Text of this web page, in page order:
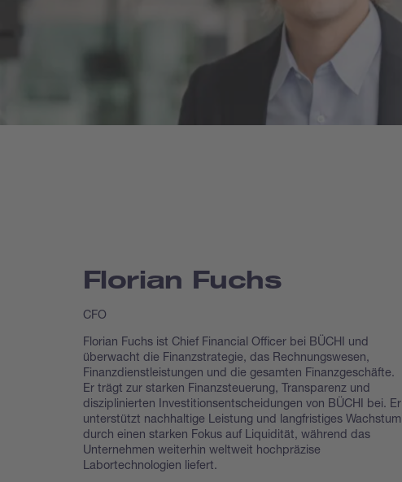
Florian Fuchs
CFO
Florian Fuchs ist Chief Financial Officer bei BÜCHI und
überwacht die Finanzstrategie, das Rechnungswesen,
Finanzdienstleistungen und die gesamten Finanzgeschäfte.
Er trägt zur starken Finanzsteuerung, Transparenz und
disziplinierten Investitionsentscheidungen von BÜCHI bei. Er
unterstützt nachhaltige Leistung und langfristiges Wachstum
durch einen starken Fokus auf Liquidität, während das
Unternehmen weiterhin weltweit hochpräzise
Labortechnologien liefert.